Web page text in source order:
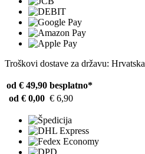
Troškovi dostave za državu: Hrvatska
od € 49,90 besplatno*
od € 0,00 € 6,90